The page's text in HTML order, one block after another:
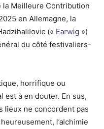
la Meilleure Contribution
en Allemagne, la
(« Earwig »)
du côté festivaliers-
horrifique ou
est à en douter. En sus,
lieux ne concordent pas
l’alchimie